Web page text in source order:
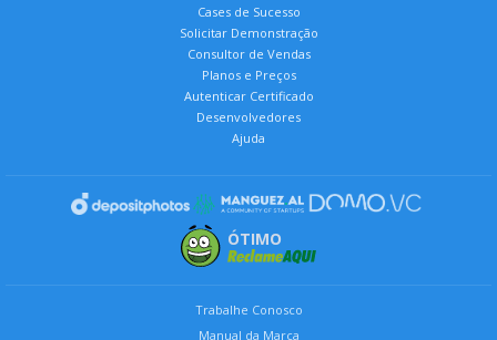
Cases de Sucesso
Solicitar Demonstração
Consultor de Vendas
Planos e Preços
Autenticar Certificado
Desenvolvedores
Ajuda
ÓTIMO
Trabalhe Conosco
Manual da Marca